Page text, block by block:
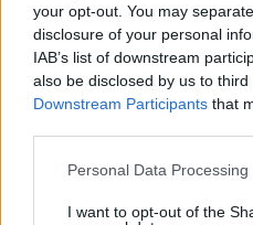
your opt-out. You may
disclosure of your personal
IAB’s list of downstream
also be disclosed by us to
Downstream Participants that
Please note that this website/
not limited to your visit or
Personal Data
I want to opt-out of the
All’Antico Vinaio: Ουρές
στέκια για σάντουιτς στον
πριν 10 λεπτά
bar
πριν 12 λεπτά
πριν 17 λεπτά